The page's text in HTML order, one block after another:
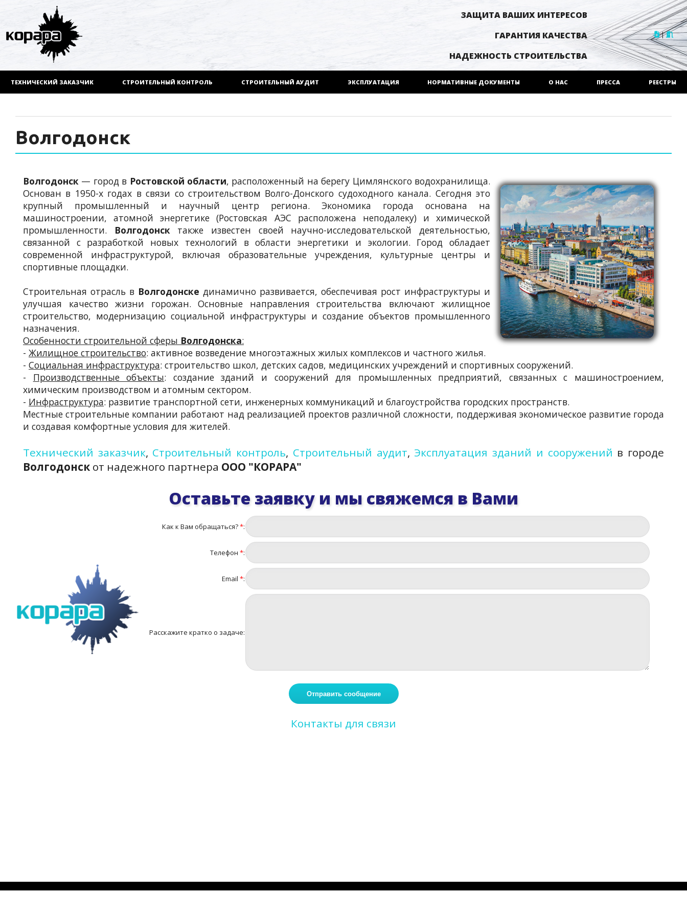
ЗАЩИТА ВАШИХ ИНТЕРЕСОВ
ГАРАНТИЯ КАЧЕСТВА
НАДЕЖНОСТЬ СТРОИТЕЛЬСТВА
|
ТЕХНИЧЕСКИЙ ЗАКАЗЧИК СТРОИТЕЛЬНЫЙ КОНТРОЛЬ СТРОИТЕЛЬНЫЙ АУДИТ ЭКСПЛУАТАЦИЯ НОРМАТИВНЫЕ ДОКУМЕНТЫ О НАС ПРЕССА РЕЕСТРЫ
Волгодонск
Волгодонск — город в Ростовской области, расположенный на берегу Цимлянского водохранилища.
Основан в 1950-х годах в связи со строительством Волго-Донского судоходного канала. Сегодня это
крупный промышленный и научный центр региона. Экономика города основана на
машиностроении, атомной энергетике (Ростовская АЭС расположена неподалеку) и химической
промышленности. Волгодонск также известен своей научно-исследовательской деятельностью,
связанной с разработкой новых технологий в области энергетики и экологии. Город обладает
современной инфраструктурой, включая образовательные учреждения, культурные центры и
спортивные площадки.
Строительная отрасль в Волгодонске динамично развивается, обеспечивая рост инфраструктуры и
улучшая качество жизни горожан. Основные направления строительства включают жилищное
строительство, модернизацию социальной инфраструктуры и создание объектов промышленного
назначения.
Особенности строительной сферы Волгодонска:
- Жилищное строительство: активное возведение многоэтажных жилых комплексов и частного жилья.
- Социальная инфраструктура: строительство школ, детских садов, медицинских учреждений и спортивных сооружений.
- Производственные объекты: создание зданий и сооружений для промышленных предприятий, связанных с машиностроением,
химическим производством и атомным сектором.
- Инфраструктура: развитие транспортной сети, инженерных коммуникаций и благоустройства городских пространств.
Местные строительные компании работают над реализацией проектов различной сложности, поддерживая экономическое развитие города
и создавая комфортные условия для жителей.
Технический заказчик, Строительный контроль, Строительный аудит, Эксплуатация зданий и сооружений в городе
Волгодонск от надежного партнера ООО "КОРАРА"
Оставьте заявку и мы свяжемся в Вами
Как к Вам обращаться?*:
Телефон *:
Email *:
Расскажите кратко о задаче:
Контакты для связи